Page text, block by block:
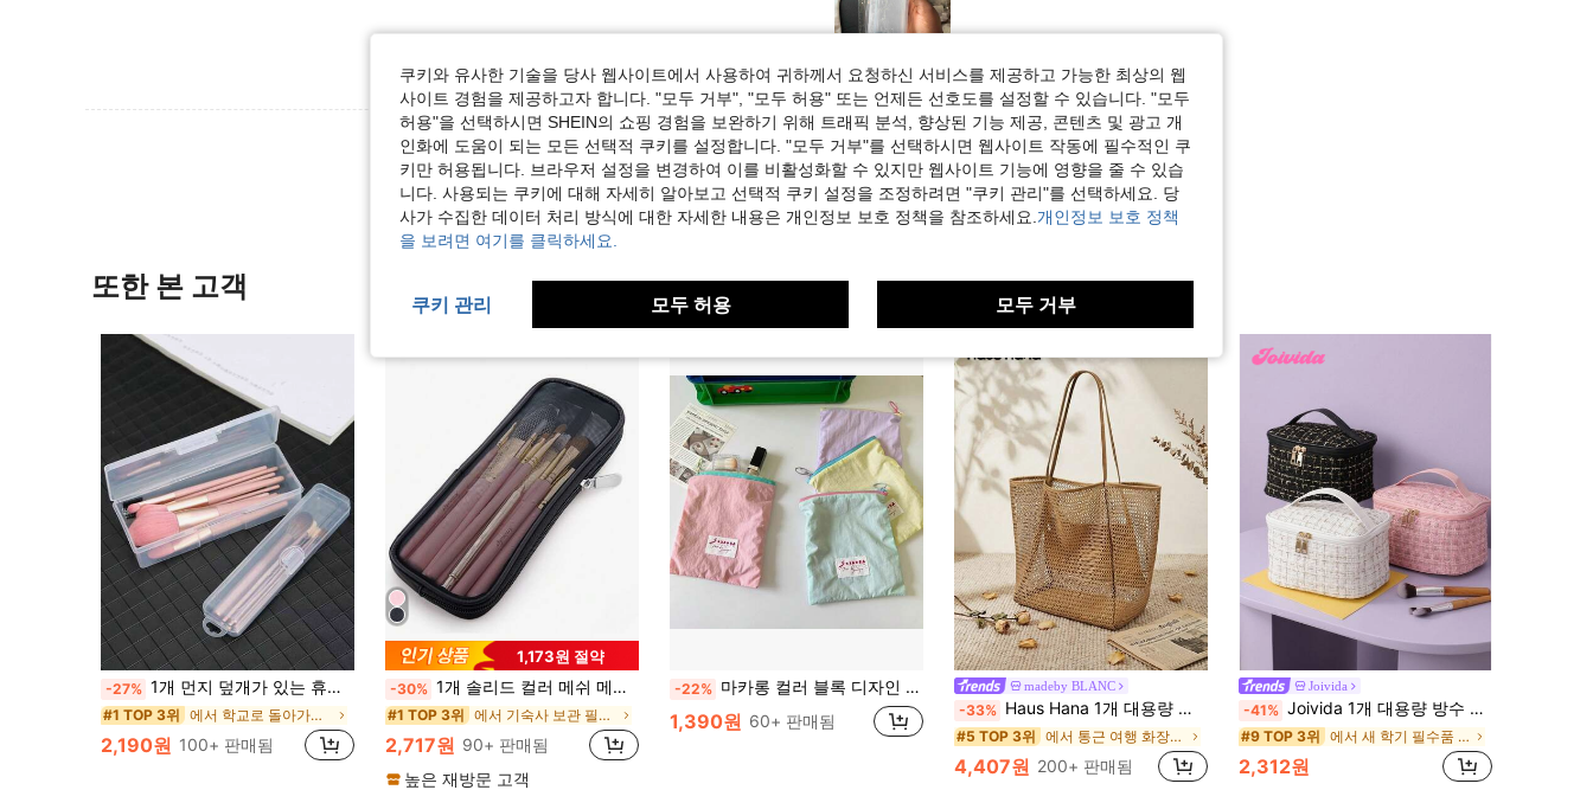
도움이 됨 (0)
리뷰 더 보기
또한 본 고객
-27% 1개 먼지 덮개가 있는 휴대용 메이크업 브러쉬 홀더 케이스, 블러셔 브러쉬, 아이섀도우 브러쉬, 눈썹 연필 등을 보관할 수 있으며, 여행 필수품, 휴가, 해변, 욕실, 침실에 적합하며 대용량입니다
#1 TOP 3위 에서 학교로 돌아가다 화장품 진열대
2,190원 100+ 판매됨
1,173원 절약
-30% 1개 솔리드 컬러 메쉬 메이크업 브러시 수납 가방, 모던 휴대용 섬유 화장품 수납 가방, 여행 필수품, 스킨케어 제품 수납 가방, 세면도구 가방, 여행 필수품, 기숙사 필수품, 욕실 거실 침실 장식 욕실 수납.
#1 TOP 3위 에서 기숙사 보관 필수품 화장품 가방 및 케이스
2,717원 90+ 판매됨
높은 재방문 고객
-22% 마카롱 컬러 블록 디자인 휴대용 화장품 가방, 여행용 작은 수납 파우치, 동전 지갑, 여행 및 선물에 적합
1,390원 60+ 판매됨
madeby BLANC
-33% Haus Hana 1개 대용량 메쉬 비치 토트백 여행용, 화장품, 스킨케어, 휴대폰 및 소형 필수품용, 여성용
#5 TOP 3위 에서 통근 여행 화장품 가방 및 케이스
4,407원 200+ 판매됨
Joivida
-41% Joivida 1개 대용량 방수 화장품 가방, 화장품 및 메이크업 브러쉬 보관에 적합하며, 세면도구 가방, 여행용 메이크업 가방, 기숙사 필수품, 개학 용품으로 사용할 수 있으며, 걸 및 학생에게 적합하며, 손잡이와 지퍼 잠금 장치가 있어 립스틱, 메이크업 브러쉬, 휴대폰, 동전 등을 보관할 수 있으며, 가정, 여행 및 학교 사용에 적합하며, 걸, 어머니의 날 선물로 훌륭한 선물입니다
#9 TOP 3위 에서 새 학기 필수품 화장품 가방 및 케이스
2,312원
쿠키와 유사한 기술을 당사 웹사이트에서 사용하여 귀하께서 요청하신 서비스를 제공하고 가능한 최상의 웹
사이트 경험을 제공하고자 합니다. "모두 거부", "모두 허용" 또는 언제든 선호도를 설정할 수 있습니다. "모두
허용"을 선택하시면 SHEIN의 쇼핑 경험을 보완하기 위해 트래픽 분석, 향상된 기능 제공, 콘텐츠 및 광고 개
인화에 도움이 되는 모든 선택적 쿠키를 설정합니다. "모두 거부"를 선택하시면 웹사이트 작동에 필수적인 쿠
키만 허용됩니다. 브라우저 설정을 변경하여 이를 비활성화할 수 있지만 웹사이트 기능에 영향을 줄 수 있습
니다. 사용되는 쿠키에 대해 자세히 알아보고 선택적 쿠키 설정을 조정하려면 "쿠키 관리"를 선택하세요. 당
사가 수집한 데이터 처리 방식에 대한 자세한 내용은 개인정보 보호 정책을 참조하세요. 개인정보 보호 정책
을 보려면 여기를 클릭하세요.
쿠키 관리 모두 허용 모두 거부